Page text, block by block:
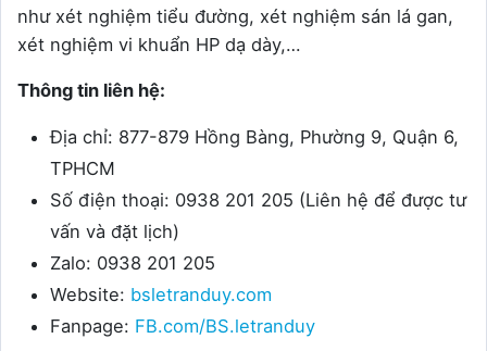
như xét nghiệm tiểu đường, xét nghiệm sán lá gan,
xét nghiệm vi khuẩn HP dạ dày,…
Thông tin liên hệ:
Địa chỉ: 877-879 Hồng Bàng, Phường 9, Quận 6,
TPHCM
Số điện thoại: 0938 201 205 (Liên hệ để được tư
vấn và đặt lịch)
Zalo: 0938 201 205
Website: bsletranduy.com
Fanpage: FB.com/BS.letranduy